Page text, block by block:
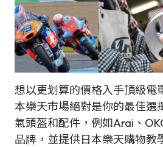
想以更划算的價格入手頂級電
本樂天市場絕對是你的最佳選
氣頭盔和配件，例如Arai、
品牌，並提供日本樂天購物教